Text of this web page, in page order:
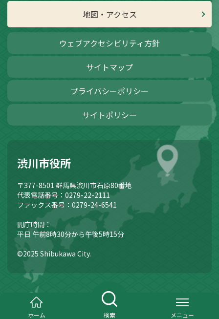
地図・アクセス
ウェブアクセシビリティ方針
サイトマップ
プライバシーポリシー
サイトポリシー
渋川市役所
〒377-8501 群馬県渋川市石原80番地
代表電話番号：0279-22-2111
ファックス番号：0279-24-6541
開庁時間：
平日 午前8時30分から午後5時15分
©2025 Shibukawa City.
ホーム 検索 メニュー